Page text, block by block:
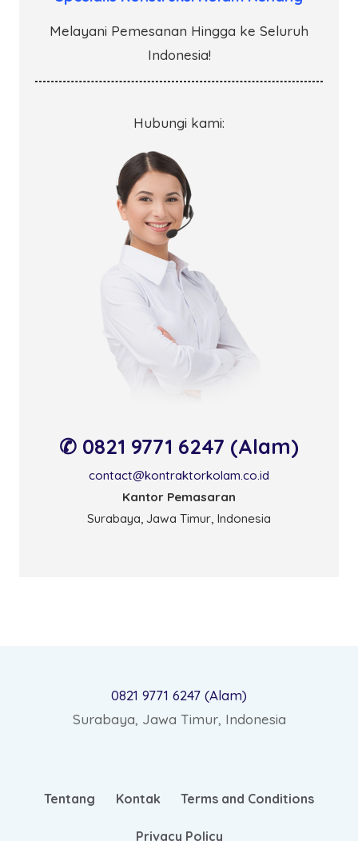
Melayani Pemesanan Hingga ke Seluruh
Indonesia!
Hubungi kami:
✆ 0821 9771 6247 (Alam)
contact@kontraktorkolam.co.id
Kantor Pemasaran
Surabaya, Jawa Timur, Indonesia
0821 9771 6247 (Alam)
Surabaya, Jawa Timur, Indonesia
Tentang Kontak Terms and Conditions
Privacy Policy